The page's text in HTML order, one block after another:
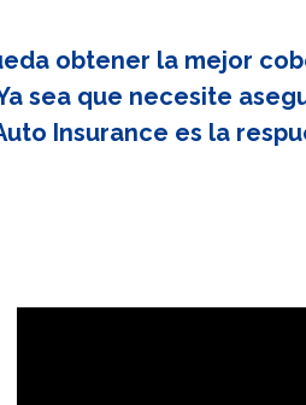
obtener la mejor
sea que necesite
Insurance es la